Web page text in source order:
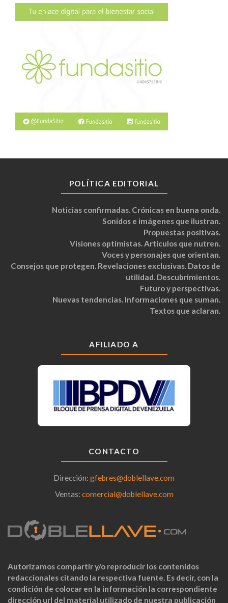
POLÍTICA EDITORIAL
Noticias confirmadas. Crónicas en buena onda.
Sonidos e imágenes que ilustran.
Propuestas positivas.
Visiones optimistas. Artículos que nutren.
Voces y personajes que orientan.
Consejos que protegen. Revelaciones exclusivas. Datos de
utilidad. Descubrimientos.
Futuro y perspectivas.
Nuevas tendencias. Informaciones que suman.
Textos que aclaran.
AFILIADO A
CONTACTO
Dirección: gfebres@doblellave.com
Ventas: comercial@doblellave.com
Autorizamos compartir y/o reproducir los contenidos
redaccionales citando la respectiva fuente. Es decir, con la
condición de colocar en la información la correspondiente
dirección url del material utilizado de nuestra publicación